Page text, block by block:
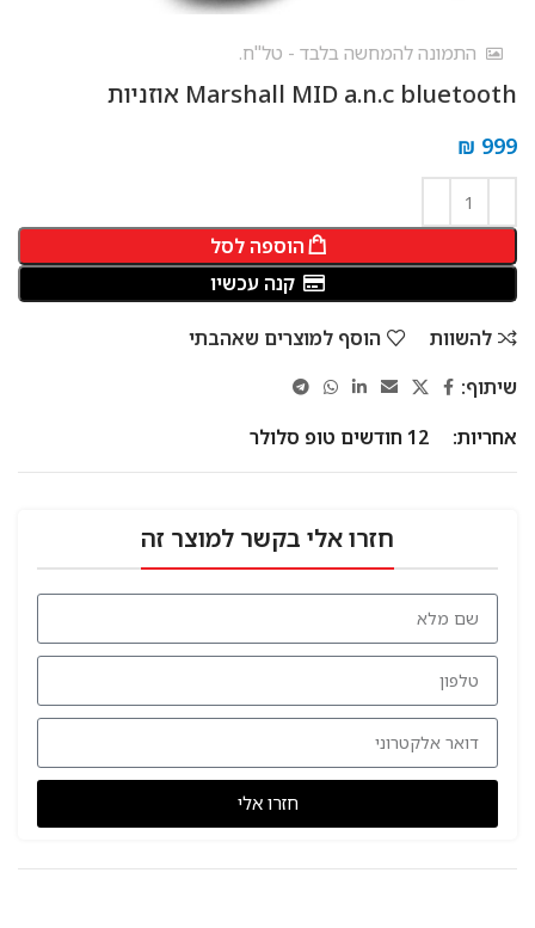
התמונה להמחשה בלבד - טל"ח.
Marshall MID a.n.c bluetooth אוזניות
₪ 999
הוספה לסל
להשוות
הוסף למוצרים שאהבתי
שיתוף:
אחריות:
12 חודשים טופ סלולר
חזרו אלי בקשר למוצר זה
חזרו אלי